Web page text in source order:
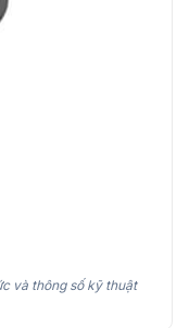
và thông số kỹ thuật